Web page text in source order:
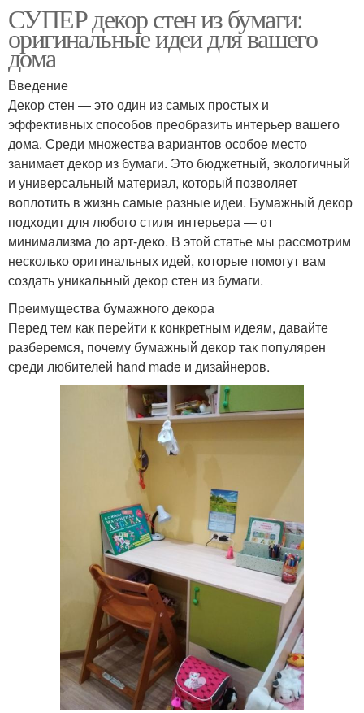
СУПЕР декор стен из бумаги:
оригинальные идеи для вашего
дома
Введение
Декор стен — это один из самых простых и
эффективных способов преобразить интерьер вашего
дома. Среди множества вариантов особое место
занимает декор из бумаги. Это бюджетный, экологичный
и универсальный материал, который позволяет
воплотить в жизнь самые разные идеи. Бумажный декор
подходит для любого стиля интерьера — от
минимализма до арт-деко. В этой статье мы рассмотрим
несколько оригинальных идей, которые помогут вам
создать уникальный декор стен из бумаги.
Преимущества бумажного декора
Перед тем как перейти к конкретным идеям, давайте
разберемся, почему бумажный декор так популярен
среди любителей hand made и дизайнеров.